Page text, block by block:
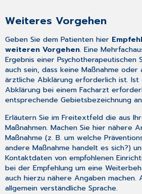
Weiteres Vorgehen
Geben Sie dem Patienten hier
weiteren Vorgehen. Eine
Ergebnis einer Psychotherapeutischen
auch sein, dass keine Maßnahme
ärztliche Abklärung erforderlich ist.
Abklärung bei einem Facharzt
entsprechende Gebietsbezeichnung
Erläutern Sie im Freitextfeld die aus
Maßnahmen. Machen Sie hier nähere
Maßnahme (z. B. um welche
andere Maßnahme handelt es sich?)
Kontaktdaten von empfohlenen
bei der Empfehlung um eine
auch hierzu nähere Angaben machen.
allgemein verständliche Sprache.